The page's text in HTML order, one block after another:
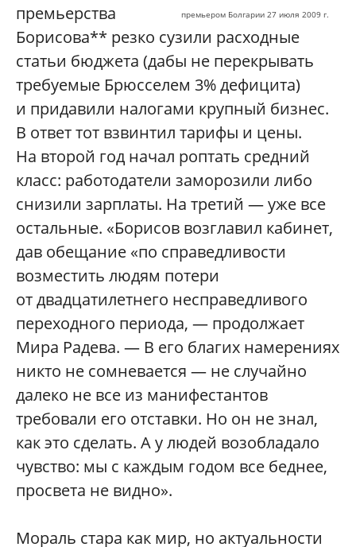
премьером Болгарии 27 июля 2009 г.
премьерства
Борисова** резко сузили расходные
статьи бюджета (дабы не перекрывать
требуемые Брюсселем 3% дефицита)
и придавили налогами крупный бизнес.
В ответ тот взвинтил тарифы и цены.
На второй год начал роптать средний
класс: работодатели заморозили либо
снизили зарплаты. На третий — уже все
остальные. «Борисов возглавил кабинет,
дав обещание «по справедливости
возместить людям потери
от двадцатилетнего несправедливого
переходного периода, — продолжает
Мира Радева. — В его благих намерениях
никто не сомневается — не случайно
далеко не все из манифестантов
требовали его отставки. Но он не знал,
как это сделать. А у людей возобладало
чувство: мы с каждым годом все беднее,
просвета не видно».
Мораль стара как мир, но актуальности